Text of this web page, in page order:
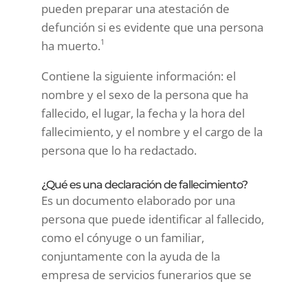
pueden preparar una atestación de
defunción si es evidente que una persona
ha muerto.1
Contiene la siguiente información: el
nombre y el sexo de la persona que ha
fallecido, el lugar, la fecha y la hora del
fallecimiento, y el nombre y el cargo de la
persona que lo ha redactado.
¿Qué es una declaración de fallecimiento?
Es un documento elaborado por una
persona que puede identificar al fallecido,
como el cónyuge o un familiar,
conjuntamente con la ayuda de la
empresa de servicios funerarios que se